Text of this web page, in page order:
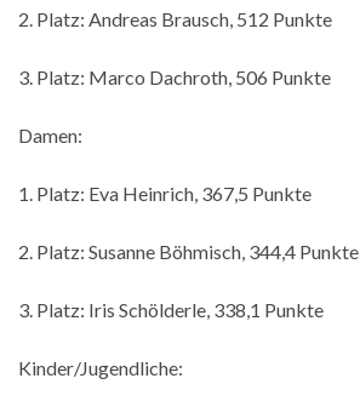
2. Platz: Andreas Brausch, 512 Punkte
3. Platz: Marco Dachroth, 506 Punkte
Damen:
1. Platz: Eva Heinrich, 367,5 Punkte
2. Platz: Susanne Böhmisch, 344,4 Punkte
3. Platz: Iris Schölderle, 338,1 Punkte
Kinder/Jugendliche: